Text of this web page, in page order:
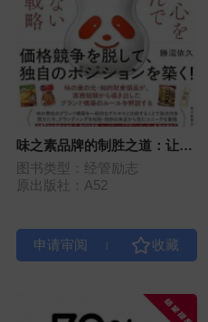
味之素品牌的制胜之道：让消
费者着迷的知识产权战略
图书类型：经管励志
原出版社：A52